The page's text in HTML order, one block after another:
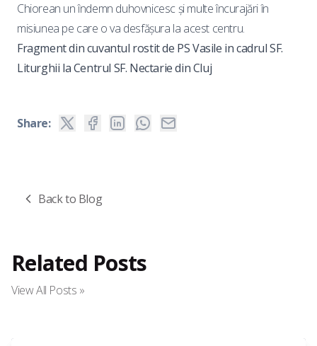
Chiorean un îndemn duhovnicesc și multe încurajări în
misiunea pe care o va desfășura la acest centru.
Fragment din cuvantul rostit de PS Vasile in cadrul SF.
Liturghii la Centrul SF. Nectarie din Cluj
Share:
Back to Blog
Related Posts
View All Posts »